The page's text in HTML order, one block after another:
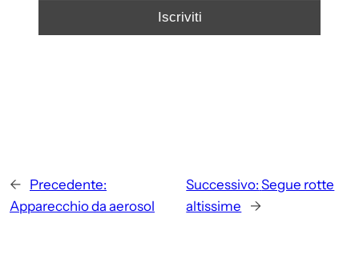
← Precedente:
Apparecchio da aerosol
Successivo: Segue rotte
altissime
→